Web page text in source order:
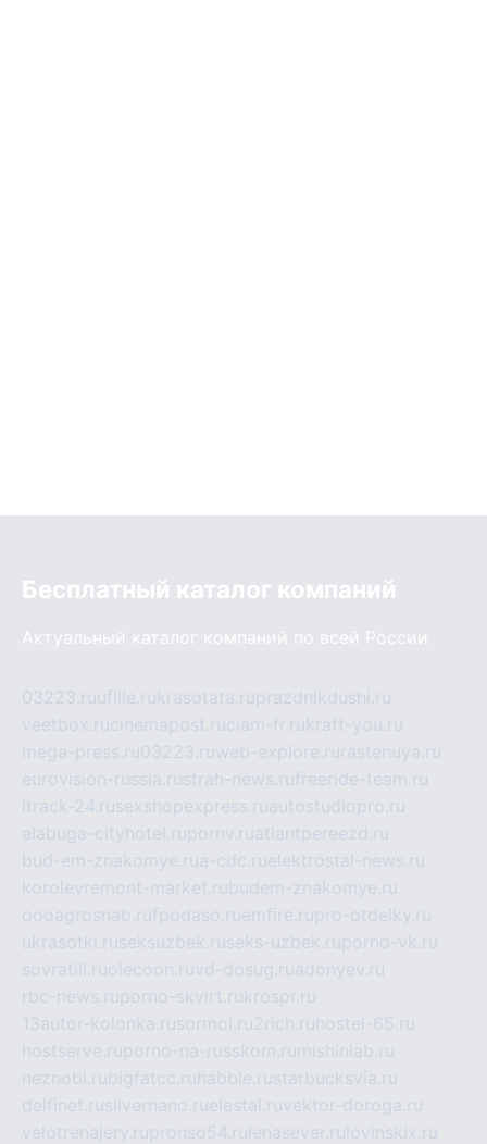
Бесплатный каталог компаний
Актуальный каталог компаний по всей России
03223.ruufille.rukrasotata.ruprazdnikdushi.ru
veetbox.rucinemapost.ruciam-fr.rukraft-you.ru
mega-press.ru03223.ruweb-explore.ru rastenuya.ru
eurovision-russia.rustrah-news.rufreeride-team.ru
itrack-24.rusexshopexpress.ruautostudiopro.ru
alabuga-cityhotel.rupornv.ruatlantpereezd.ru
bud-em-znakomye.rua-cdc.ruelektrostal-news.ru
korolevremont-market.rubudem-znakomye.ru
oooagrosnab.rufpodaso.ruemfire.rupro-otdelky.ru
ukrasotki.ruseksuzbek.ruseks-uzbek.ruporno-vk.ru
sovratili.ruolecoon.ruvd-dosug.ruadonyev.ru
rbc-news.ruporno-skvirt.rukrospr.ru
13autor-kolonka.rusormol.ru2rich.ru hostel-65.ru
hostserve.ruporno-na-russkom.ru mishinlab.ru
neznobi.rubigfatcc.ru habble.rustarbucksvia.ru
delfinet.rusilvernano.ruelestal.ruvektor-doroga.ru
velotrenajery.rupronso54.ru lenasever.ru lovinskix.ru